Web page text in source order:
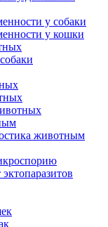
у собаки
у кошки
животным